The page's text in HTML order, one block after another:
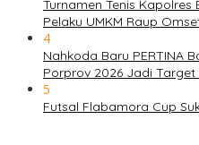
Turnamen Tenis Kapolres
Pelaku UMKM Raup
4
Nahkoda Baru PERTINA
Porprov 2026 Jadi
5
Futsal Flabamora Cup